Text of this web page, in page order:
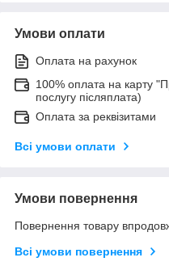
Умови оплати
Оплата на рахунок
100% оплата на карту
послугу післяплата)
Оплата за реквізитами
Всі умови оплати
Умови повернення
Повернення товару
Всі умови повернення